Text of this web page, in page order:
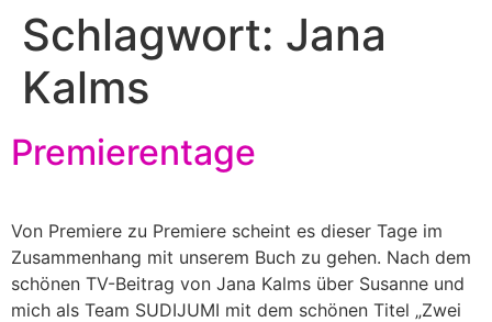
Schlagwort: Jana
Kalms
Premierentage
Von Premiere zu Premiere scheint es dieser Tage im
Zusammenhang mit unserem Buch zu gehen. Nach dem
schönen TV-Beitrag von Jana Kalms über Susanne und
mich als Team SUDIJUMI mit dem schönen Titel „Zwei